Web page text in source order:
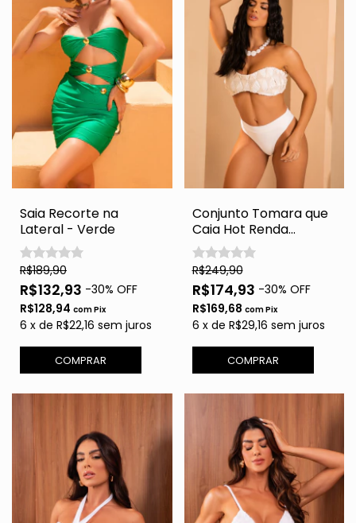
Saia Recorte na
Lateral - Verde
R$189,90
R$132,93 -30% OFF
R$128,94 comPix
6 x de R$22,16 sem juros
COMPRAR
Conjunto Tomara que
Caia Hot Renda
Mykonos - Off
R$249,90
R$174,93 -30% OFF
R$169,68 comPix
6 x de R$29,16 sem juros
COMPRAR